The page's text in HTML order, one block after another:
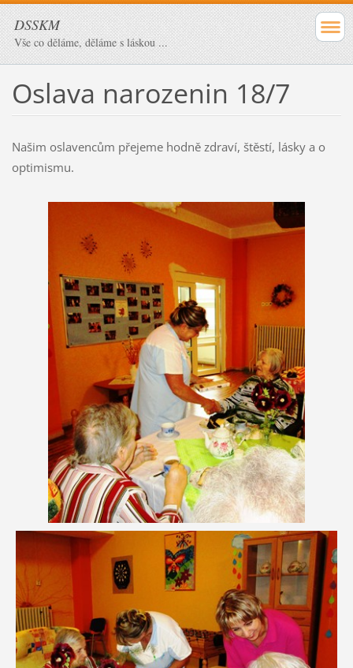
DSSKM
Vše co děláme, děláme s láskou ...
Oslava narozenin 18/7
Našim oslavencům přejeme hodně zdraví, štěstí, lásky a o
optimismu.